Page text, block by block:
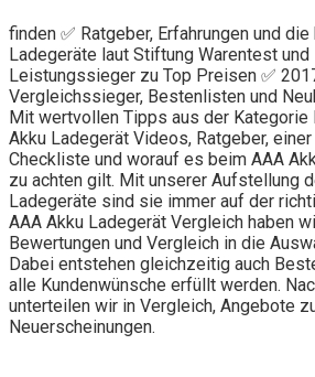
finden ✅ Ratgeber, Erfahrungen und
Ladegeräte laut Stiftung Warentest
Leistungssieger zu Top Preisen ✅
Vergleichssieger, Bestenlisten und
Mit wertvollen Tipps aus der Kategorie
Akku Ladegerät Videos, Ratgeber,
Checkliste und worauf es beim AAA
zu achten gilt. Mit unserer Aufstellung
Ladegeräte sind sie immer auf der
AAA Akku Ladegerät Vergleich haben
Bewertungen und Vergleich in die
Dabei entstehen gleichzeitig auch
alle Kundenwünsche erfüllt werden.
unterteilen wir in Vergleich, Angebote
Neuerscheinungen.